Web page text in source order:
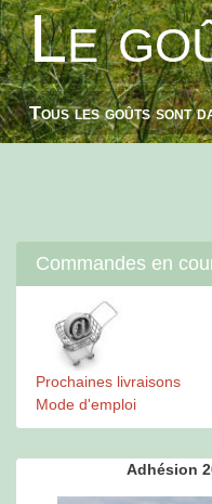
Skip
to
contentLe
Tous les goûts sont
Commandes en
Prochaines livraisons
Mode d'emploi
Adhésion